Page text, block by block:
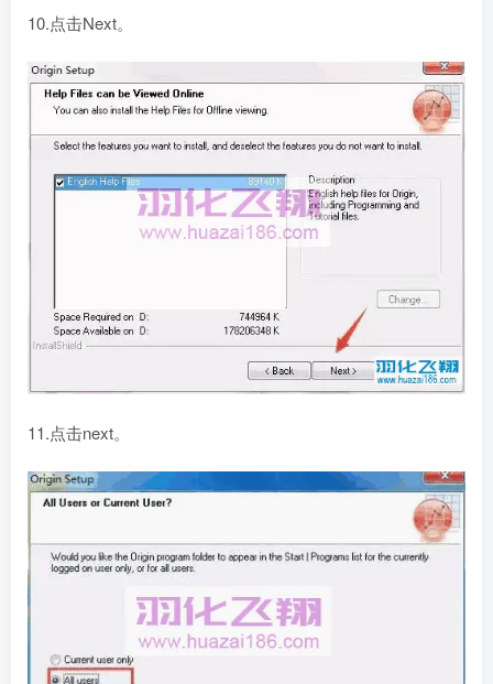
10.点击Next。
11.点击next。